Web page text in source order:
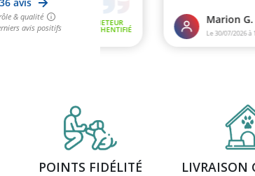
POINTS FIDÉLITÉ LIVRAISON